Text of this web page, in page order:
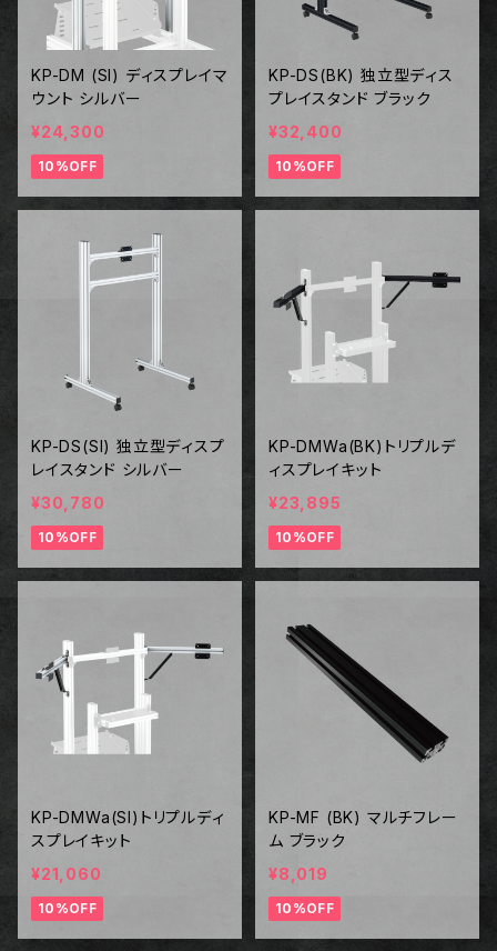
KP-DM (SI) ディスプレイマ
ウント シルバー
¥24,300
10%OFF
KP-DS(BK) 独立型ディス
プレイスタンド ブラック
¥32,400
10%OFF
KP-DS(SI) 独立型ディスプ
レイスタンド シルバー
¥30,780
10%OFF
KP-DMWa(BK)トリプルデ
ィスプレイキット
¥23,895
10%OFF
KP-DMWa(SI)トリプルディ
スプレイキット
¥21,060
10%OFF
KP-MF (BK) マルチフレー
ム ブラック
¥8,019
10%OFF